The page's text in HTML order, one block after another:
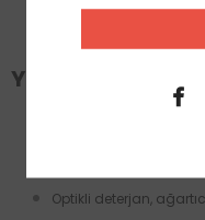
Yıkama
Optikli deterjan,